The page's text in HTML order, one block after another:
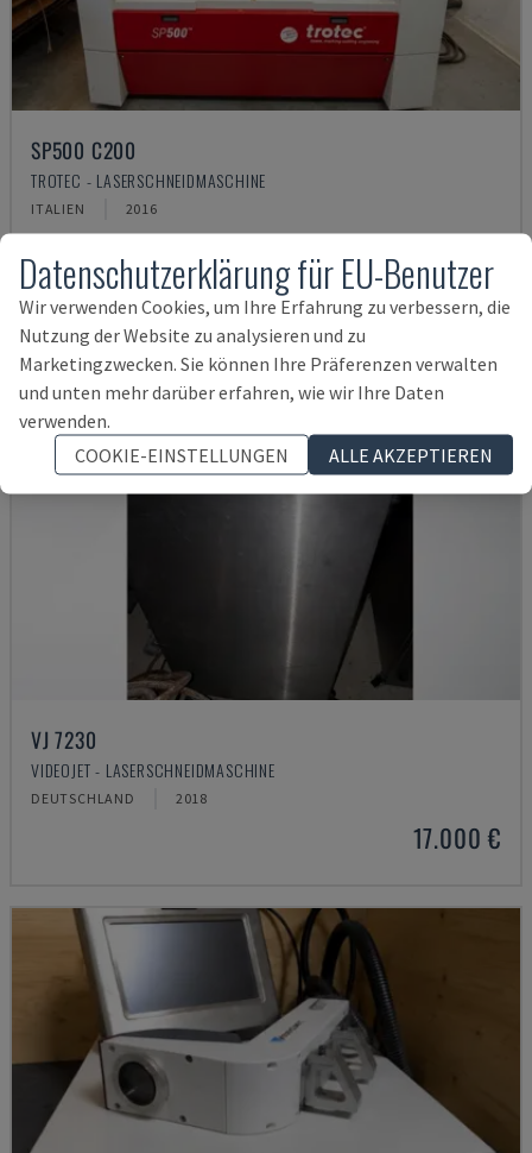
SP500 C200
TROTEC - LASERSCHNEIDMASCHINE
ITALIEN 2016
VJ 7230
VIDEOJET - LASERSCHNEIDMASCHINE
DEUTSCHLAND 2018
17.000 €
Datenschutzerklärung für EU-Benutzer
Wir verwenden Cookies, um Ihre Erfahrung zu verbessern, die
Nutzung der Website zu analysieren und zu
Marketingzwecken. Sie können Ihre Präferenzen verwalten
und unten mehr darüber erfahren, wie wir Ihre Daten
verwenden.
COOKIE-EINSTELLUNGEN
ALLE AKZEPTIEREN